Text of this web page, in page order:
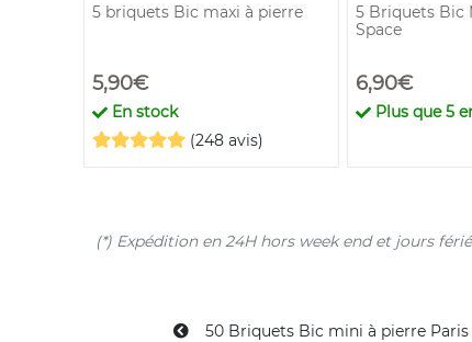
5 briquets Bic maxi à pierre
5,90€
En stock
(248 avis)
5 Briquets Bic
Space
6,90€
Plus que5
(*) Expédition en 24H hors week end et jours
50 Briquets Bic mini à pierre